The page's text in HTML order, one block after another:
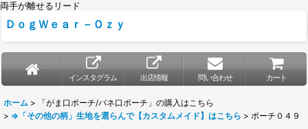
両手が離せるリード
ＤｏｇＷｅａｒ－Ｏｚｙ
インスタグラム 出店情報 問い合わせ カート
ホーム >
「がま口ポーチ/バネ口ポーチ」の購入はこちら
> ⇒「その他の柄」生地を選らんで【カスタムメイド】はこちら > ポーチ０４９